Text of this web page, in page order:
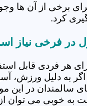
برخی از آن ها
کرد.
در فرخی نیاز
هر فردی قابل
به دلیل ورزش،
سالمندان در
به خوبی می توان